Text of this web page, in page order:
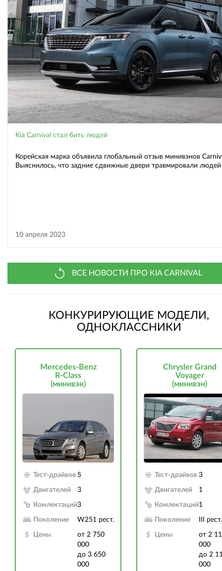
Kia Carnival стал бить людей
Корейская марка объявила глобальный отзыв минивэнов
Выяснилось, что задние сдвижные двери травмировали людей
10 апреля 2023
ВСЕ НОВОСТИ ПРО KIA CARNIVAL
КОНКУРИРУЮЩИЕ МОДЕЛИ,
ОДНОКЛАССНИКИ
Mercedes-Benz
R-Class
(минивэн)
Тест-драйвов 5
Двигателей 3
Комлектаций3
Поколение W251 рест.
Цены
от 2 750
000
до 3 650
000
Chrysler Grand
Voyager
(минивэн)
Тест-драйвов 3
Двигателей 1
Комлектаций1
Поколение III рест.
Цены
от 2
000
до 2
000